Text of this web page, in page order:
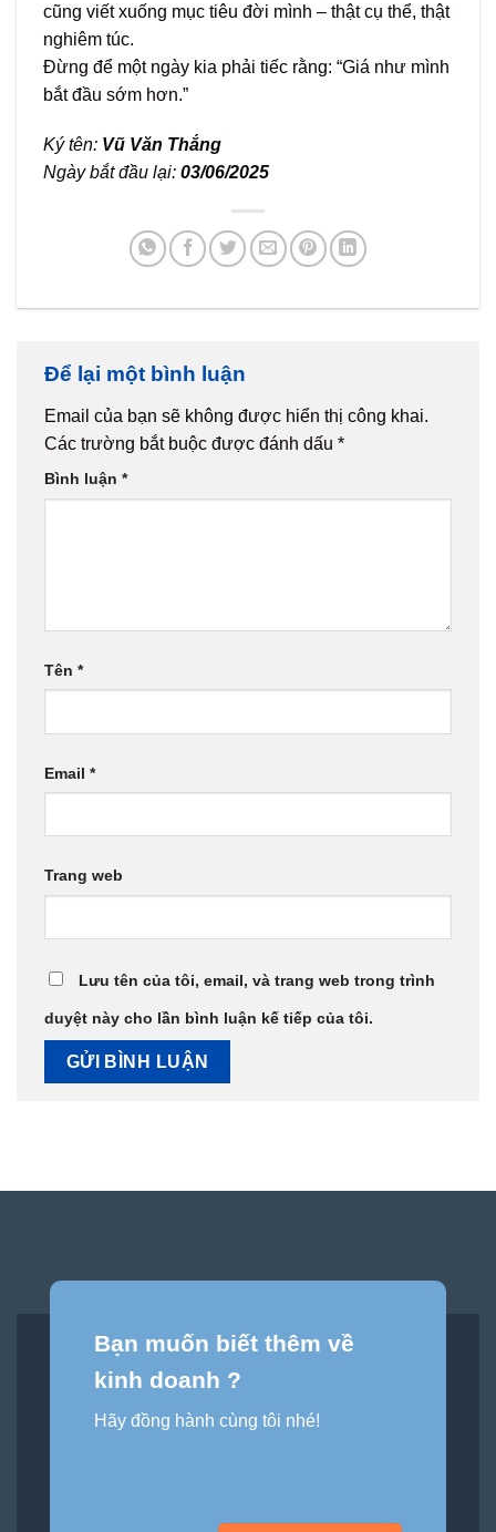
cũng viết xuống mục tiêu đời mình – thật cụ thể, thật
nghiêm túc.
Đừng để một ngày kia phải tiếc rằng: “Giá như mình
bắt đầu sớm hơn.”
Ký tên: Vũ Văn Thắng
Ngày bắt đầu lại: 03/06/2025
Để lại một bình luận
Email của bạn sẽ không được hiển thị công khai.
Các trường bắt buộc được đánh dấu *
Bình luận *
Tên *
Email *
Trang web
Lưu tên của tôi, email, và trang web trong trình
duyệt này cho lần bình luận kế tiếp của tôi.
Bạn muốn biết thêm về
kinh doanh ?
Hãy đồng hành cùng tôi nhé!